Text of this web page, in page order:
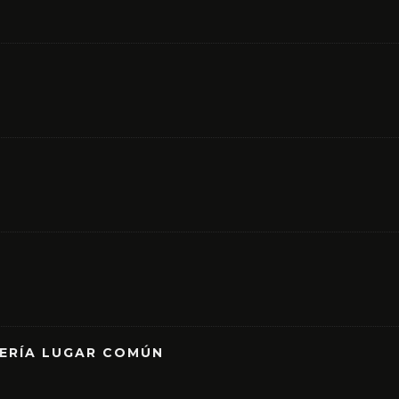
LUGAR COMÚN